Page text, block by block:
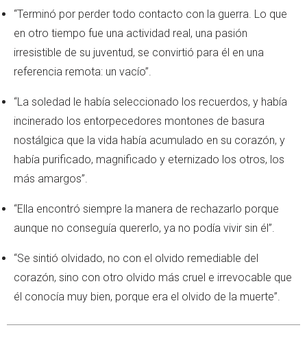
“Terminó por perder todo contacto con la guerra. Lo que
en otro tiempo fue una actividad real, una pasión
irresistible de su juventud, se convirtió para él en una
referencia remota: un vacío”.
“La soledad le había seleccionado los recuerdos, y había
incinerado los entorpecedores montones de basura
nostálgica que la vida había acumulado en su corazón, y
había purificado, magnificado y eternizado los otros, los
más amargos”.
“Ella encontró siempre la manera de rechazarlo porque
aunque no conseguía quererlo, ya no podía vivir sin él”.
“Se sintió olvidado, no con el olvido remediable del
corazón, sino con otro olvido más cruel e irrevocable que
él conocía muy bien, porque era el olvido de la muerte”.